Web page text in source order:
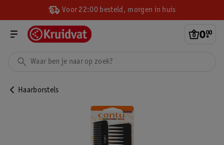
Voor 22:00 besteld, morgen in huis
0.
00
Haarborstels